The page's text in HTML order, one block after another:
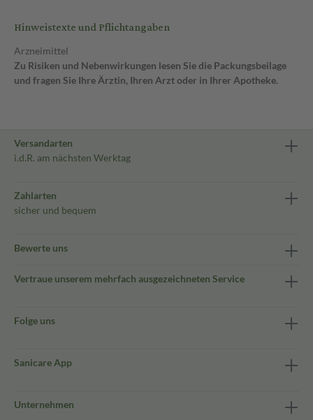
Hinweistexte und Pflichtangaben
Arzneimittel
Zu Risiken und Nebenwirkungen lesen Sie die Packungsbeilage
und fragen Sie Ihre Ärztin, Ihren Arzt oder in Ihrer Apotheke.
Versandarten
i.d.R. am nächsten Werktag
Zahlarten
sicher und bequem
Bewerte uns
Vertraue unserem mehrfach ausgezeichneten Service
Folge uns
Sanicare App
Unternehmen